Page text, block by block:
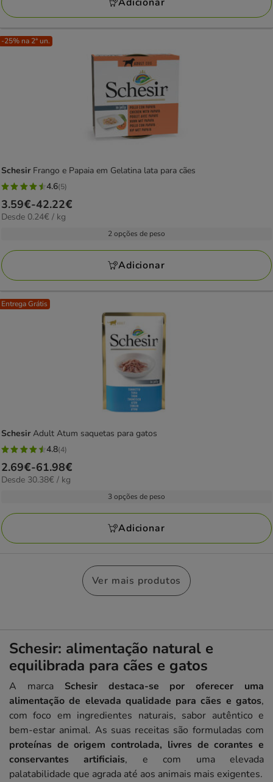
-25% na 2ª un.
Schesir Frango e Papaia em Gelatina lata para cães
4.6
estrelas
com
avaliações
4.6(5)
Preço
de
42.22€
3.59€-42.22€
0.24€
Desde 0.24€ / kg
2 opções de peso
Adicionar
Entrega Grátis
SchesirAdult Atum saquetas para gatos
4.8
estrelas
com
avaliações
4.8(4)
Preço
de
61.98€
2.69€-61.98€
30.38€
Desde 30.38€ / kg
3 opções de peso
Adicionar
Ver mais produtos
Schesir: alimentação natural e
equilibrada para cães e gatos
A marca Schesir destaca-se por oferecer uma
alimentação de elevada qualidade para cães e gatos,
com foco em ingredientes naturais, sabor autêntico e
bem-estar animal. As suas receitas são formuladas com
proteínas de origem controlada, livres de corantes e
conservantes artificiais, e com uma elevada
palatabilidade que agrada até aos animais mais exigentes.